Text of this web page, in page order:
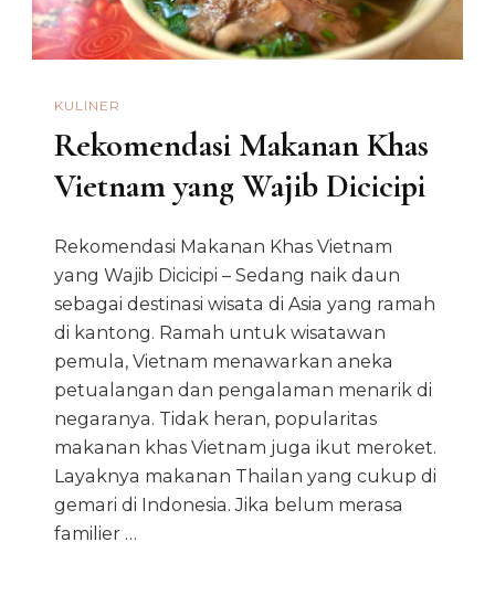
KULINER
Rekomendasi Makanan Khas
Vietnam yang Wajib Dicicipi
Rekomendasi Makanan Khas Vietnam
yang Wajib Dicicipi – Sedang naik daun
sebagai destinasi wisata di Asia yang ramah
di kantong. Ramah untuk wisatawan
pemula, Vietnam menawarkan aneka
petualangan dan pengalaman menarik di
negaranya. Tidak heran, popularitas
makanan khas Vietnam juga ikut meroket.
Layaknya makanan Thailan yang cukup di
gemari di Indonesia. Jika belum merasa
familier …